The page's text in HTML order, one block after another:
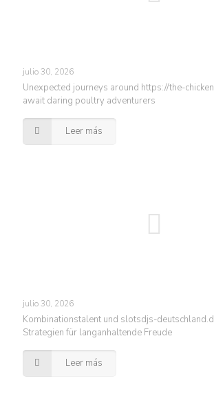
julio 30, 2026
Unexpected journeys around https://the-
await daring poultry adventurers
Leer más
julio 30, 2026
Kombinationstalent und slotsdjs-
Strategien für langanhaltende Freude
Leer más